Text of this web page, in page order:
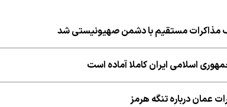
مذاکرات مستقیم با دشمن صهیونیستی شد
اسلامی ایران کاملا آماده است
عمان درباره تنگه هرمز